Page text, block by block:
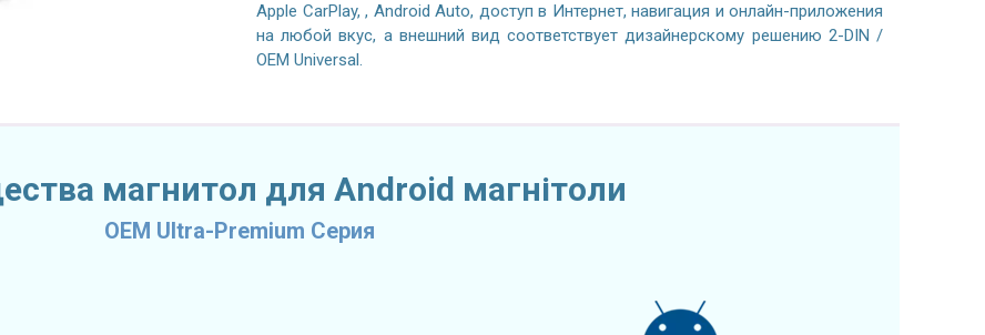
Apple CarPlay, , Android Auto, доступ в Интернет, навигация и онлайн-приложения
на любой вкус, а внешний вид соответствует дизайнерскому решению 2-DIN /
OEM Universal.
магнитол для Android магнітоли
OEM Ultra-Premium Серия